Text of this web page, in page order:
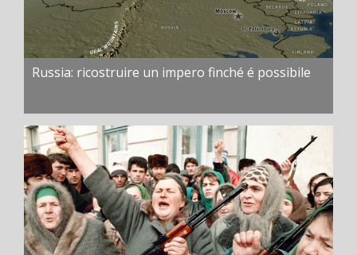
Russia: ricostruire un impero finché é possibile